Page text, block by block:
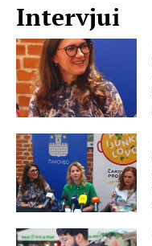
Intervjui